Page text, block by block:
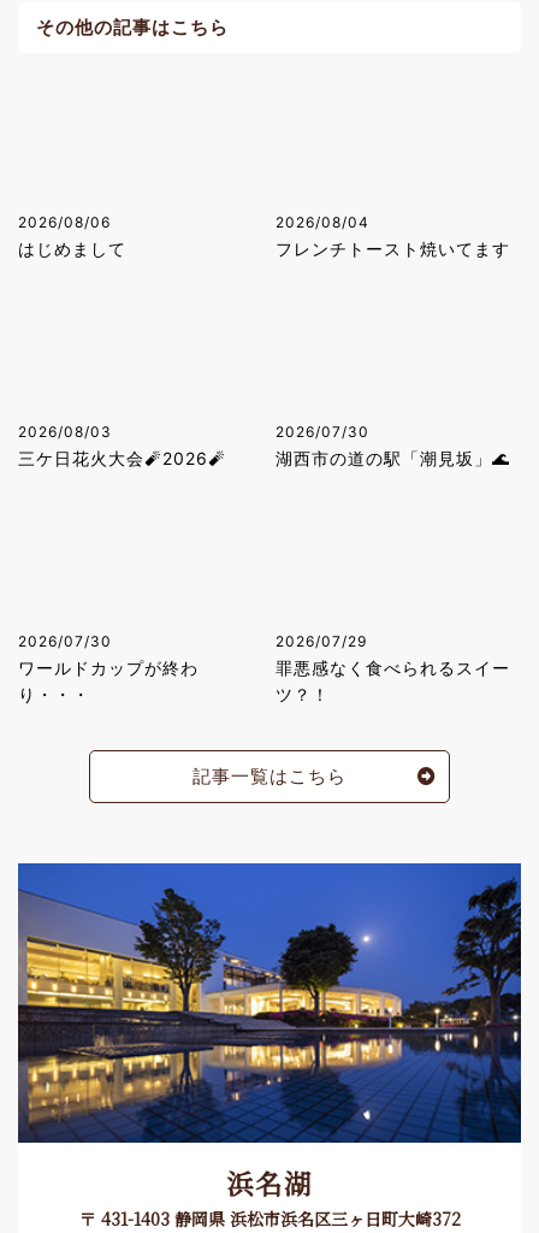
その他の記事はこちら
2026/08/06
はじめまして
2026/08/04
フレンチトースト焼いてます
2026/08/03
三ケ日花火大会🧨2026🧨
2026/07/30
湖西市の道の駅「潮見坂」🌊
2026/07/30
ワールドカップが終わ
り・・・
2026/07/29
罪悪感なく食べられるスイー
ツ？！
記事一覧はこちら
浜名湖
〒 431-1403 静岡県 浜松市浜名区三ヶ日町大崎372